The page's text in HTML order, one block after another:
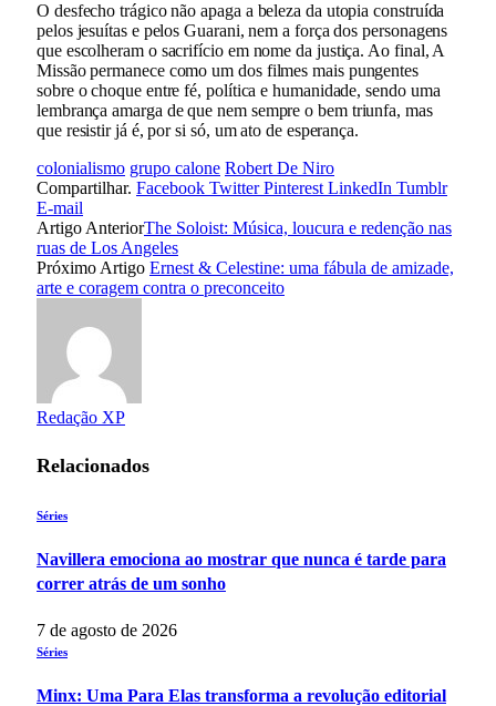
O desfecho trágico não apaga a beleza da utopia construída
pelos jesuítas e pelos Guarani, nem a força dos personagens
que escolheram o sacrifício em nome da justiça. Ao final, A
Missão permanece como um dos filmes mais pungentes
sobre o choque entre fé, política e humanidade, sendo uma
lembrança amarga de que nem sempre o bem triunfa, mas
que resistir já é, por si só, um ato de esperança.
colonialismo grupo calone Robert De Niro
Compartilhar. Facebook Twitter Pinterest LinkedIn Tumblr
E-mail
Artigo AnteriorThe Soloist: Música, loucura e redenção nas
ruas de Los Angeles
Próximo Artigo Ernest & Celestine: uma fábula de amizade,
arte e coragem contra o preconceito
Redação XP
Relacionados
Séries
Navillera emociona ao mostrar que nunca é tarde para
correr atrás de um sonho
7 de agosto de 2026
Séries
Minx: Uma Para Elas transforma a revolução editorial